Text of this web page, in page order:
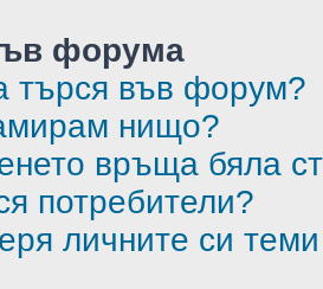
форума
търся във форум?
нищо?
връща бяла
потребители?
личните си